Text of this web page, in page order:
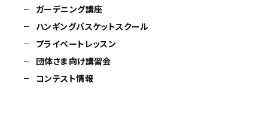
ガーデニング講座
ハンギングバスケットスクール
プライベートレッスン
団体さま向け講習会
コンテスト情報